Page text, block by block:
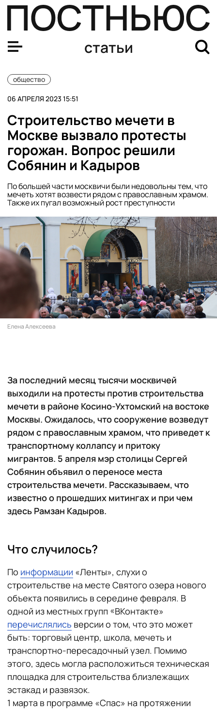
статьи
общество
06 АПРЕЛЯ 2023 15:51
Строительство мечети в
Москве вызвало протесты
горожан. Вопрос решили
Собянин и Кадыров
По большей части москвичи были недовольны тем, что
мечеть хотят возвести рядом с православным храмом.
Также их пугал возможный рост преступности
Елена Алексеева
За последний месяц тысячи москвичей
выходили на протесты против строительства
мечети в районе Косино-Ухтомский на востоке
Москвы. Ожидалось, что сооружение возведут
рядом с православным храмом, что приведет к
транспортному коллапсу и притоку
мигрантов. 5 апреля мэр столицы Сергей
Собянин объявил о переносе места
строительства мечети. Рассказываем, что
известно о прошедших митингах и при чем
здесь Рамзан Кадыров.
Что случилось?
По информации «Ленты», слухи о
строительстве на месте Святого озера нового
объекта появились в середине февраля. В
одной из местных групп «ВКонтакте»
перечислялись версии о том, что это может
быть: торговый центр, школа, мечеть и
транспортно-пересадочный узел. Помимо
этого, здесь могла расположиться техническая
площадка для строительства близлежащих
эстакад и развязок.
1 марта в программе «Спас» на протяжении
Отличница, феминистка, террористка: что известно о